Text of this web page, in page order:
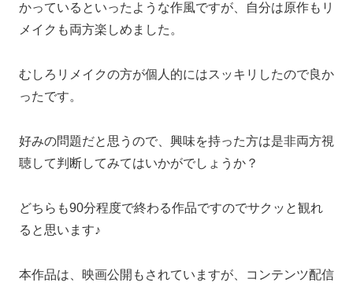
かっているといったような作風ですが、自分は原作もリ
メイクも両方楽しめました。
むしろリメイクの方が個人的にはスッキリしたので良か
ったです。
好みの問題だと思うので、興味を持った方は是非両方視
聴して判断してみてはいかがでしょうか？
どちらも90分程度で終わる作品ですのでサクッと観れ
ると思います♪
本作品は、映画公開もされていますが、コンテンツ配信